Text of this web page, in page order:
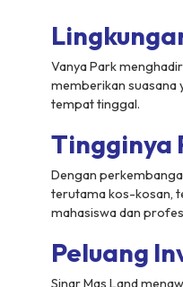
Vanya Park
memberikan suasana
tempat tinggal.
Tingginya
Dengan
terutama kos-kosan,
mahasiswa dan
Peluang
Sinar Mas Land